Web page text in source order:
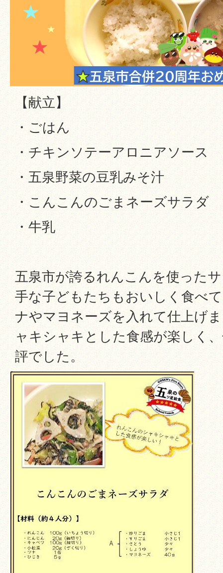
【献立】
・ごはん
・チキンソテーアロニアソース
・五泉野菜の豆乳みそ汁
・こんこんのごまネーズサラダ
・牛乳
五泉市が誇るれんこんを使った
手な子どもたちもおいしく食べ
ナやマヨネーズを入れて仕上げ
ャキシャキとした食感が楽しく
評でした。